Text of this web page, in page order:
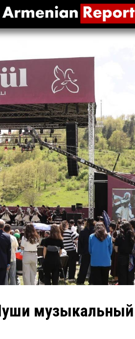
музыкальный